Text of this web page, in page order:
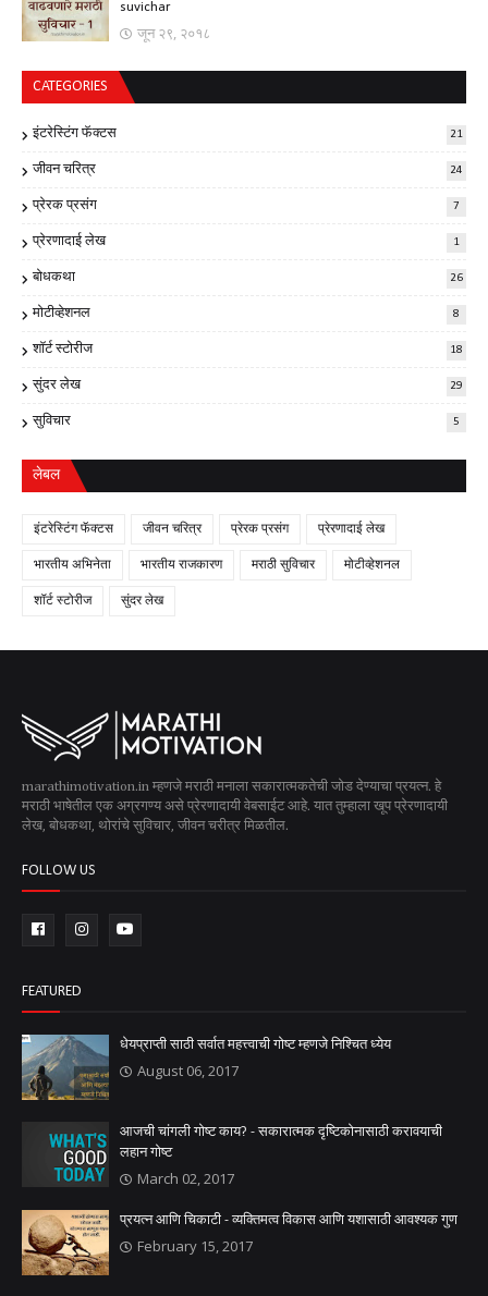
suvichar
जून २९, २०१८
CATEGORIES
इंटरेस्टिंग फॅक्टस 21
जीवन चरित्र 24
प्रेरक प्रसंग 7
प्रेरणादाई लेख 1
बोधकथा 26
मोटीव्हेशनल 8
शॉर्ट स्टोरीज 18
सुंदर लेख 29
सुविचार 5
लेबल
इंटरेस्टिंग फॅक्टस जीवन चरित्र प्रेरक प्रसंग प्रेरणादाई लेख
भारतीय अभिनेता भारतीय राजकारण मराठी सुविचार मोटीव्हेशनल
शॉर्ट स्टोरीज सुंदर लेख
marathimotivation.in म्हणजे मराठी मनाला सकारात्मकतेची जोड देण्याचा प्रयत्न. हे
मराठी भाषेतील एक अग्रगण्य असे प्रेरणादायी वेबसाईट आहे. यात तुम्हाला खूप प्रेरणादायी
लेख, बोधकथा, थोरांचे सुविचार, जीवन चरीत्र मिळतील.
FOLLOW US
FEATURED
धेयप्राप्ती साठी सर्वात महत्त्वाची गोष्ट म्हणजे निश्चित ध्येय
August 06, 2017
आजची चांगली गोष्ट काय? - सकारात्मक दृष्टिकोनासाठी करावयाची
लहान गोष्ट
March 02, 2017
प्रयत्न आणि चिकाटी - व्यक्तिमत्व विकास आणि यशासाठी आवश्यक गुण
February 15, 2017